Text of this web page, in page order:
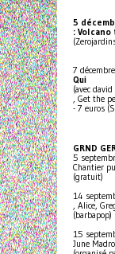
5
: Volcano
7
Qui
(avec
, Get the
- 7 euros
GRND
5
Chantier
(gratuit)
14
, Alice,
(barbapop)
15
June